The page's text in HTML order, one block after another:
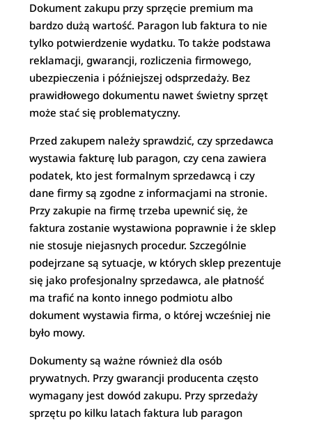
Dokument zakupu przy sprzęcie premium ma
bardzo dużą wartość. Paragon lub faktura to nie
tylko potwierdzenie wydatku. To także podstawa
reklamacji, gwarancji, rozliczenia firmowego,
ubezpieczenia i późniejszej odsprzedaży. Bez
prawidłowego dokumentu nawet świetny sprzęt
może stać się problematyczny.
Przed zakupem należy sprawdzić, czy sprzedawca
wystawia fakturę lub paragon, czy cena zawiera
podatek, kto jest formalnym sprzedawcą i czy
dane firmy są zgodne z informacjami na stronie.
Przy zakupie na firmę trzeba upewnić się, że
faktura zostanie wystawiona poprawnie i że sklep
nie stosuje niejasnych procedur. Szczególnie
podejrzane są sytuacje, w których sklep prezentuje
się jako profesjonalny sprzedawca, ale płatność
ma trafić na konto innego podmiotu albo
dokument wystawia firma, o której wcześniej nie
było mowy.
Dokumenty są ważne również dla osób
prywatnych. Przy gwarancji producenta często
wymagany jest dowód zakupu. Przy sprzedaży
sprzętu po kilku latach faktura lub paragon